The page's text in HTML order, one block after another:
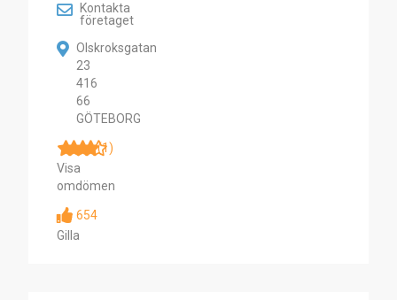
Kontakta
företaget
Olskroksgatan
23
416
66
GÖTEBORG
(1)
Visa
omdömen
654
Gilla